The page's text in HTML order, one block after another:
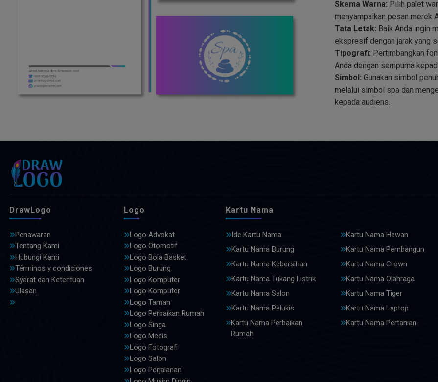
Skema Warna: Pilih palet
menyampaikan pesan merek
Tata Letak: Baik Anda ingin
ekspresif dengan jarak yang
Tipografi: Pertimbangkan
Anda dengan sempurna
Simbol: Gunakan simbol
melalui simbol spa dan
kepada audiens.
DrawLogo
Penawaran
Tentang Kami
Hubungi Kami
Términos y condiciones
Syarat dan Ketentuan
Ulasan
Logo
Logo Advokat
Logo Otomotif
Logo Bola Basket
Logo Burung
Logo Komputer
Logo Komputer
Logo Taman
Logo Perbaikan Rumah
Logo Singa
Logo Medis
Logo Fotografi
Logo Salon
Logo Perjalanan
Kartu Nama
Ide Kartu Nama
Kartu Nama Hewan
Kartu Nama Burung
Kartu Nama Pembangun
Kartu Nama Kebersihan
Kartu Nama Crown
Kartu Nama Tukang Listrik
Kartu Nama Olahraga
Kartu Nama Salon
Kartu Nama Tiger
Kartu Nama Pelukis
Kartu Nama Laptop
Kartu Nama Perbaikan
Rumah
Kartu Nama Pertanian